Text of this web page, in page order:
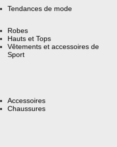
Tendances de mode
Robes
Hauts et Tops
Vêtements et accessoires de
Sport
Accessoires
Chaussures